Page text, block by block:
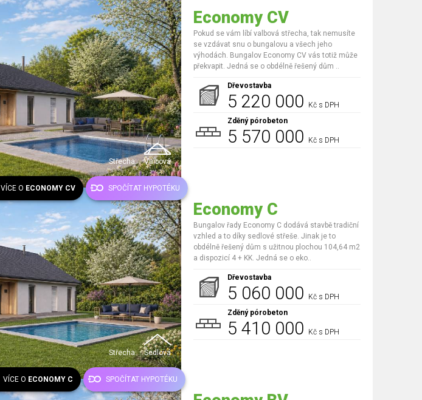
Střecha: Valbová
Economy CV
Pokud se vám líbí valbová střecha, tak nemusíte
se vzdávat snu o bungalovu a všech jeho
výhodách. Bungalov Economy CV vás totiž může
překvapit. Jedná se o obdélně řešený dům ..
Dřevostavba
5 220 000
Kč s DPH
Zděný pórobeton
5 570 000 Kč s DPH
VÍCE O ECONOMY CV SPOČÍTAT HYPOTÉKU
Střecha: Sedlová
Economy C
Bungalov řady Economy C dodává stavbě tradiční
vzhled a to díky sedlové střeše. Jinak je to
obdélně řešený dům s užitnou plochou 104,64 m2
a dispozicí 4 + KK. Jedná se o eko..
Dřevostavba
5 060 000
Kč s DPH
Zděný pórobeton
5 410 000 Kč s DPH
VÍCE O ECONOMY C SPOČÍTAT HYPOTÉKU